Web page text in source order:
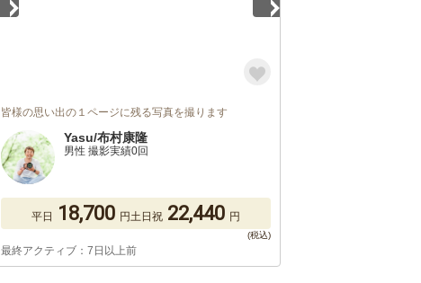
皆様の思い出の１ページに残る写真を撮ります
Yasu/布村康隆
男性 撮影実績0回
平日 18,700 円土日祝 22,440 円
最終アクティブ：7日以上前